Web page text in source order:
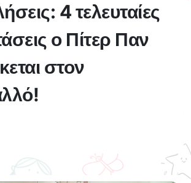
4 τελευταίες
ο Πίτερ Παν
στον